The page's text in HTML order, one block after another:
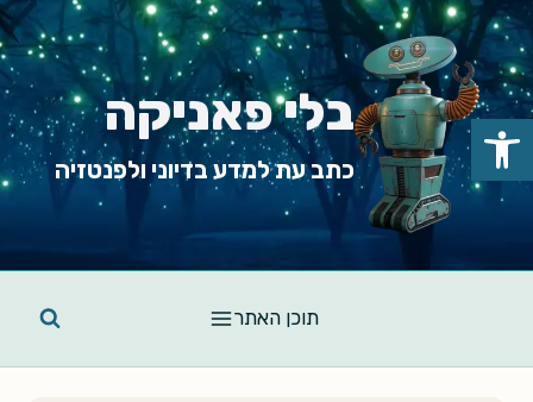
Skip
to
content
בלי פאניקה
כתב עת למדע בדיוני ולפנטזיה
תוכן האתר
פתח סרגל נגישות